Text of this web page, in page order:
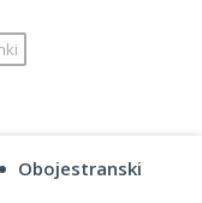
Obojestranski